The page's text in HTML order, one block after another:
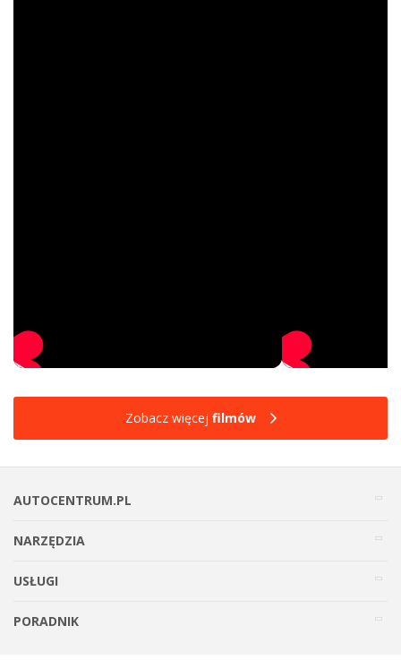
Zobacz więcej filmów
AUTOCENTRUM.PL
NARZĘDZIA
USŁUGI
PORADNIK